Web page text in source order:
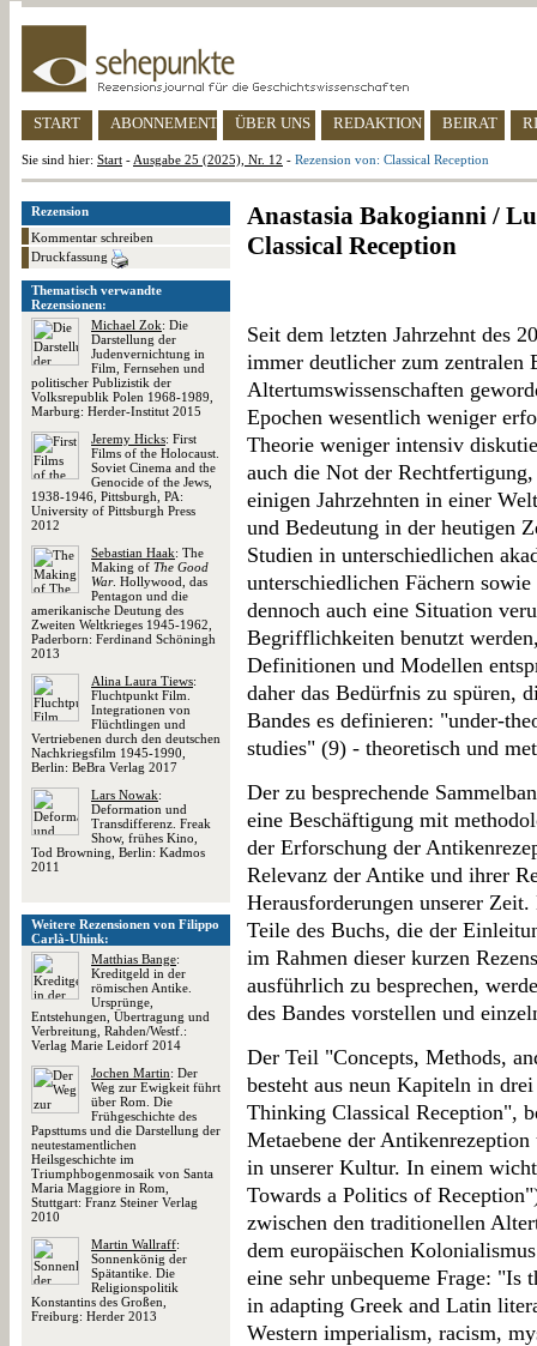
START ABONNEMENT ÜBER UNS REDAKTION BEIRAT
Sie sind hier: Start - Ausgabe 25 (2025), Nr. 12 - Rezension von: Classical Reception
Rezension
Kommentar schreiben
Druckfassung
Thematisch verwandte
Rezensionen:
Michael Zok: Die
Darstellung der
Judenvernichtung in
Film, Fernsehen und
politischer Publizistik der
Volksrepublik Polen 1968-1989,
Marburg: Herder-Institut 2015
Jeremy Hicks: First
Films of the Holocaust.
Soviet Cinema and the
Genocide of the Jews,
1938-1946, Pittsburgh, PA:
University of Pittsburgh Press
2012
Sebastian Haak: The
Making of The Good
War. Hollywood, das
Pentagon und die
amerikanische Deutung des
Zweiten Weltkrieges 1945-1962,
Paderborn: Ferdinand Schöningh
2013
Alina Laura Tiews:
Fluchtpunkt Film.
Integrationen von
Flüchtlingen und
Vertriebenen durch den deutschen
Nachkriegsfilm 1945-1990,
Berlin: BeBra Verlag 2017
Lars Nowak:
Deformation und
Transdifferenz. Freak
Show, frühes Kino,
Tod Browning, Berlin: Kadmos
2011
Weitere Rezensionen von Filippo
Carlà-Uhink:
Matthias Bange:
Kreditgeld in der
römischen Antike.
Ursprünge,
Entstehungen, Übertragung und
Verbreitung, Rahden/Westf.:
Verlag Marie Leidorf 2014
Jochen Martin: Der
Weg zur Ewigkeit führt
über Rom. Die
Frühgeschichte des
Papsttums und die Darstellung der
neutestamentlichen
Heilsgeschichte im
Triumphbogenmosaik von Santa
Maria Maggiore in Rom,
Stuttgart: Franz Steiner Verlag
2010
Martin Wallraff:
Sonnenkönig der
Spätantike. Die
Religionspolitik
Konstantins des Großen,
Freiburg: Herder 2013
Anastasia Bakogianni /
Classical Reception
Seit dem letzten Jahrzehnt des
immer deutlicher zum zentralen
Altertumswissenschaften
Epochen wesentlich weniger
Theorie weniger intensiv
auch die Not der
einigen Jahrzehnten in einer
und Bedeutung in der heutigen
Studien in unterschiedlichen
unterschiedlichen Fächern
dennoch auch eine Situation
Begrifflichkeiten benutzt
Definitionen und Modellen
daher das Bedürfnis zu spüren,
Bandes es definieren: "under-
studies" (9) - theoretisch und
Der zu besprechende
eine Beschäftigung mit
der Erforschung der
Relevanz der Antike und ihrer
Herausforderungen unserer
Teile des Buchs, die der
im Rahmen dieser kurzen
ausführlich zu besprechen,
des Bandes vorstellen und
Der Teil "Concepts, Methods,
besteht aus neun Kapiteln in
Thinking Classical Reception",
Metaebene der
in unserer Kultur. In einem
Towards a Politics of
zwischen den traditionellen
dem europäischen
eine sehr unbequeme Frage: "Is
in adapting Greek and Latin
Western imperialism, racism,